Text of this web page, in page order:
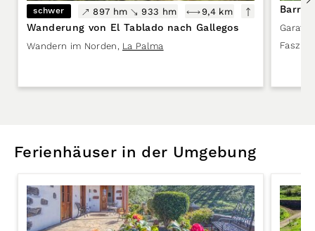
schwer 897 hm 933 hm 9,4 km
Wanderung von El Tablado nach Gallegos
Wandern im Norden , La Palma
Garafía
Ferienhäuser in der Umgebung